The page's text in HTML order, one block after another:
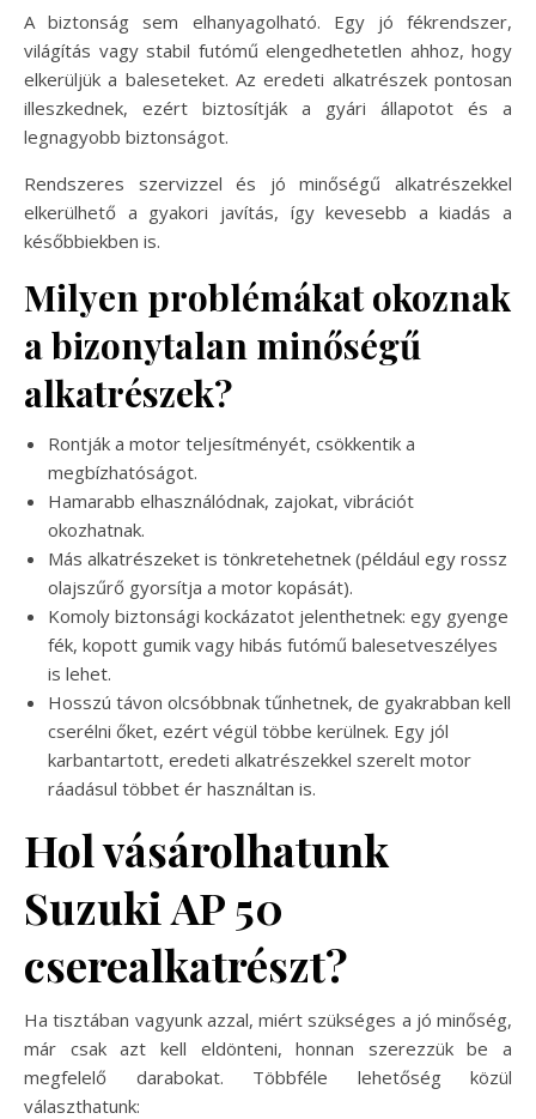
A biztonság sem elhanyagolható. Egy jó fékrendszer,
világítás vagy stabil futómű elengedhetetlen ahhoz, hogy
elkerüljük a baleseteket. Az eredeti alkatrészek pontosan
illeszkednek, ezért biztosítják a gyári állapotot és a
legnagyobb biztonságot.
Rendszeres szervizzel és jó minőségű alkatrészekkel
elkerülhető a gyakori javítás, így kevesebb a kiadás a
későbbiekben is.
Milyen problémákat okoznak
a bizonytalan minőségű
alkatrészek?
Rontják a motor teljesítményét, csökkentik a
megbízhatóságot.
Hamarabb elhasználódnak, zajokat, vibrációt
okozhatnak.
Más alkatrészeket is tönkretehetnek (például egy rossz
olajszűrő gyorsítja a motor kopását).
Komoly biztonsági kockázatot jelenthetnek: egy gyenge
fék, kopott gumik vagy hibás futómű balesetveszélyes
is lehet.
Hosszú távon olcsóbbnak tűnhetnek, de gyakrabban kell
cserélni őket, ezért végül többe kerülnek. Egy jól
karbantartott, eredeti alkatrészekkel szerelt motor
ráadásul többet ér használtan is.
Hol vásárolhatunk
Suzuki AP 50
cserealkatrészt?
Ha tisztában vagyunk azzal, miért szükséges a jó minőség,
már csak azt kell eldönteni, honnan szerezzük be a
megfelelő darabokat. Többféle lehetőség közül
választhatunk: